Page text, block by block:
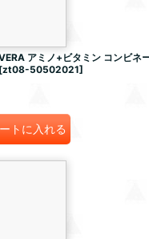
アミノ+ビタミン コンビネ
[zt08-50502021]
トに入れる